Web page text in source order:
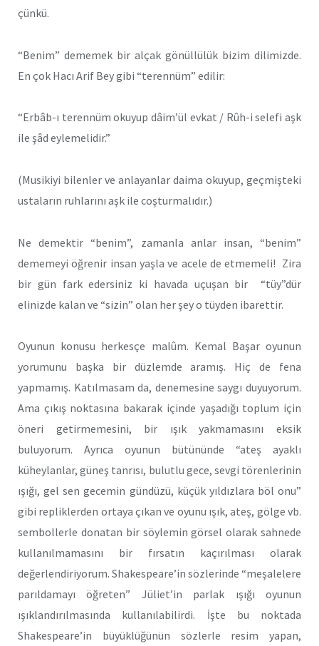
çünkü.
“Benim” dememek bir alçak gönüllülük bizim dilimizde.
En çok Hacı Arif Bey gibi “terennüm” edilir:
“Erbâb-ı terennüm okuyup dâim’ül evkat / Rûh-i selefi aşk
ile şâd eylemelidir.”
(Musikiyi bilenler ve anlayanlar daima okuyup, geçmişteki
ustaların ruhlarını aşk ile coşturmalıdır.)
Ne demektir “benim”, zamanla anlar insan, “benim”
dememeyi öğrenir insan yaşla ve acele de etmemeli! Zira
bir gün fark edersiniz ki havada uçuşan bir “tüy”dür
elinizde kalan ve “sizin” olan her şey o tüyden ibarettir.
Oyunun konusu herkesçe malûm. Kemal Başar oyunun
yorumunu başka bir düzlemde aramış. Hiç de fena
yapmamış. Katılmasam da, denemesine saygı duyuyorum.
Ama çıkış noktasına bakarak içinde yaşadığı toplum için
öneri getirmemesini, bir ışık yakmamasını eksik
buluyorum. Ayrıca oyunun bütününde “ateş ayaklı
küheylanlar, güneş tanrısı, bulutlu gece, sevgi törenlerinin
ışığı, gel sen gecemin gündüzü, küçük yıldızlara böl onu”
gibi repliklerden ortaya çıkan ve oyunu ışık, ateş, gölge vb.
sembollerle donatan bir söylemin görsel olarak sahnede
kullanılmamasını bir fırsatın kaçırılması olarak
değerlendiriyorum. Shakespeare’in sözlerinde “meşalelere
parıldamayı öğreten” Jüliet’in parlak ışığı oyunun
ışıklandırılmasında kullanılabilirdi. İşte bu noktada
Shakespeare’in büyüklüğünün sözlerle resim yapan,